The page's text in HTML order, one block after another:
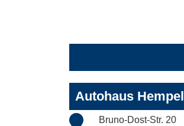
Autohaus Hempel
Bruno-Dost-Str. 20